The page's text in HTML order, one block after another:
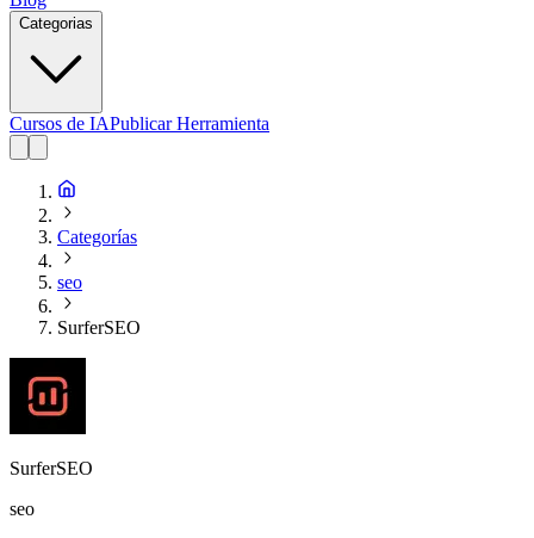
Categorias
Cursos de IAPublicar Herramienta
Categorías
seo
SurferSEO
SurferSEO
seo